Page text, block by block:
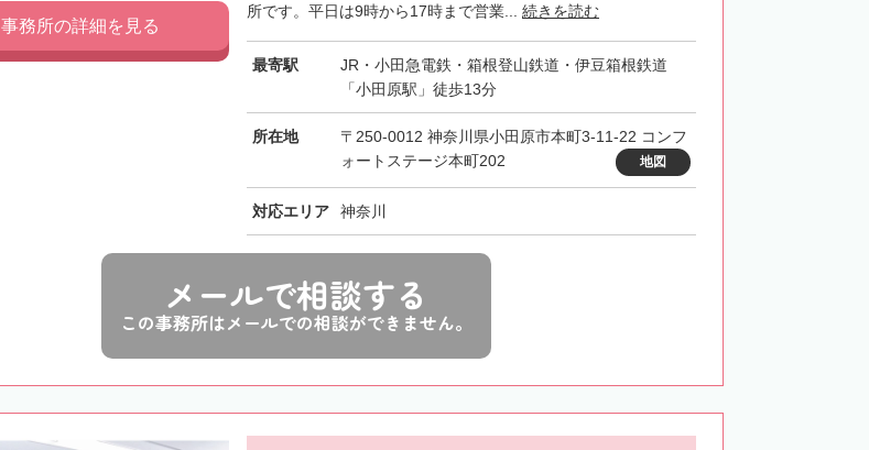
所です。平日は9時から17時まで営業... 続きを読む
最寄駅
JR・小田急電鉄・箱根登山鉄道・伊豆箱根鉄道
「小田原駅」徒歩13分
所在地
〒250-0012 神奈川県小田原市本町3-11-22 コンフ
ォートステージ本町202
地図
対応エリア 神奈川
事務所の詳細を見る
メールで相談する
この事務所はメールでの相談ができません。